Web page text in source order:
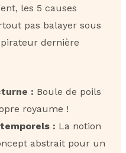
les 5 causes
pas balayer sous
dernière
: Boule de poils
royaume !
: La notion
abstrait pour un